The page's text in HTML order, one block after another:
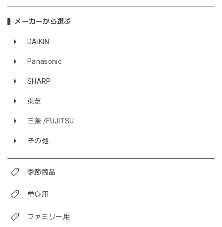
メーカーから選ぶ
DAIKIN
Panasonic
SHARP
東芝
三菱 /FUJITSU
その他
季節商品
単身用
ファミリー用